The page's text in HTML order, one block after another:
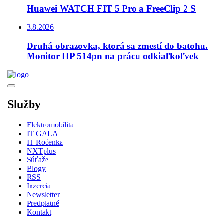
Huawei WATCH FIT 5 Pro a FreeClip 2 S
3.8.2026
Druhá obrazovka, ktorá sa zmestí do batohu.
Monitor HP 514pn na prácu odkiaľkoľvek
Služby
Elektromobilita
IT GALA
IT Ročenka
NXTplus
Súťaže
Blogy
RSS
Inzercia
Newsletter
Predplatné
Kontakt